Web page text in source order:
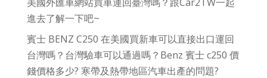
進去了解一下吧~
賓士 BENZ C250 在美國買新車可以直接出口運回
台灣嗎？台灣驗車可以通過嗎？Benz 賓士 c250 價
錢價格多少? 寒帶及熱帶地區汽車出產的問題?